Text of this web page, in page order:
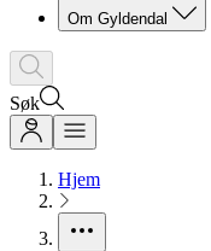
Om Gyldendal
Søk
Hjem